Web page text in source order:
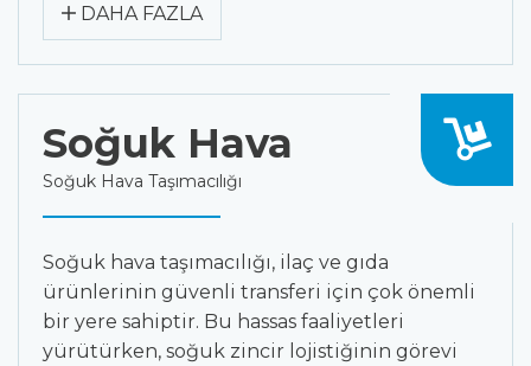
DAHA FAZLA
Soğuk Hava
Soğuk Hava Taşımacılığı
Soğuk hava taşımacılığı, ilaç ve gıda
ürünlerinin güvenli transferi için çok önemli
bir yere sahiptir. Bu hassas faaliyetleri
yürütürken, soğuk zincir lojistiğinin görevi